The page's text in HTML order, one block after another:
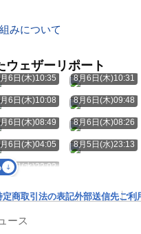
みについて
ウェザーリポート
6日(木)10:35 8月6日(木)10:31
6日(木)10:08 8月6日(木)09:48
6日(木)08:49 8月6日(木)08:26
6日(木)04:05 8月5日(水)23:13
5日(水)22:02
定商取引法の表記外部送信先ご利
ース